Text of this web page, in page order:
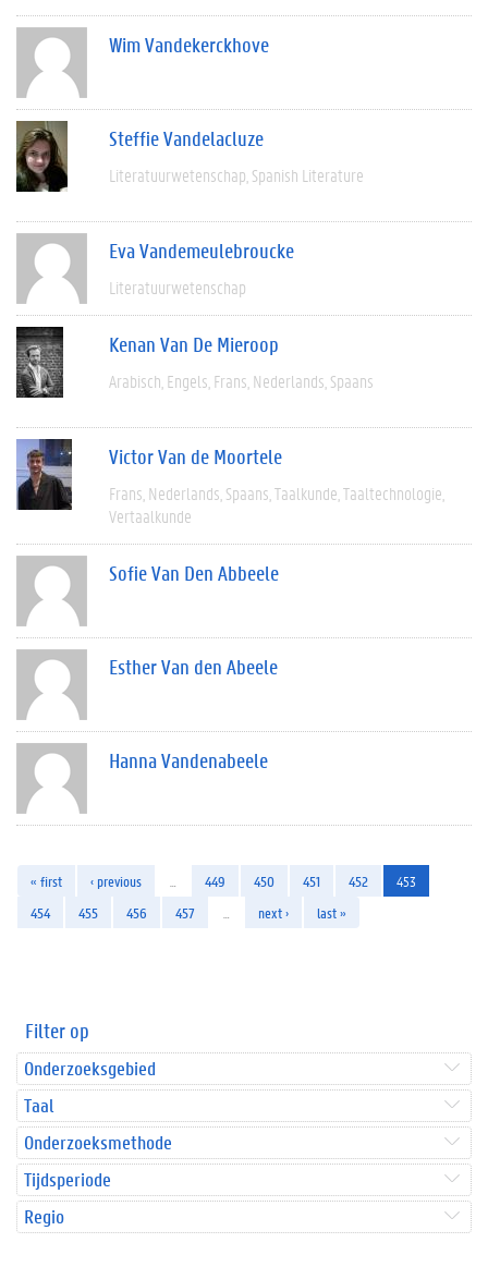
Wim Vandekerckhove
Steffie Vandelacluze
Literatuurwetenschap Spanish Literature
Eva Vandemeulebroucke
Literatuurwetenschap
Kenan Van De Mieroop
Arabisch Engels Frans Nederlands Spaans
Victor Van de Moortele
Frans Nederlands Spaans Taalkunde Taaltechnologie
Vertaalkunde
Sofie Van Den Abbeele
Esther Van den Abeele
Hanna Vandenabeele
« first ‹ previous 449 450 451 452
453
454
455 456 457 next › last »
Filter op
Onderzoeksgebied
Taal
Onderzoeksmethode
Tijdsperiode
Regio